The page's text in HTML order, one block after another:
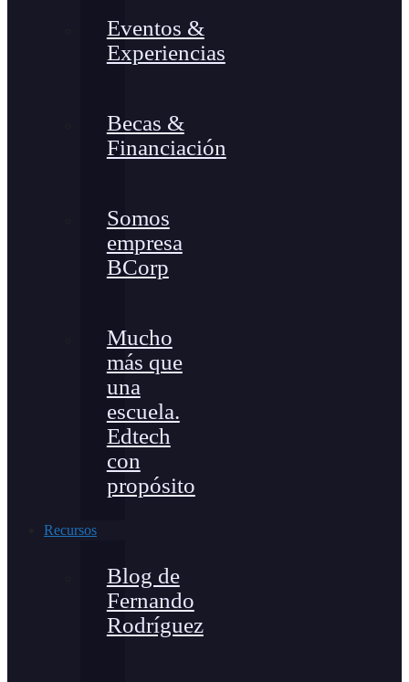
Eventos &
Experiencias
Becas &
Financiación
Somos
empresa
BCorp
Mucho
más que
una
escuela.
Edtech
con
propósito
Recursos
Blog de
Fernando
Rodríguez